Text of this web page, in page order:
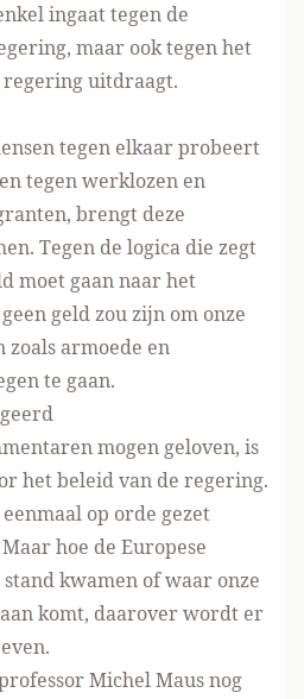
ingaat tegen de
maar ook tegen het
uitdraagt.
tegen elkaar probeert
tegen werklozen en
brengt deze
Tegen de logica die zegt
moet gaan naar het
geld zou zijn om onze
armoede en
te gaan.
mogen geloven, is
het beleid van de regering.
op orde gezet
hoe de Europese
kwamen of waar onze
komt, daarover wordt er
Michel Maus nog